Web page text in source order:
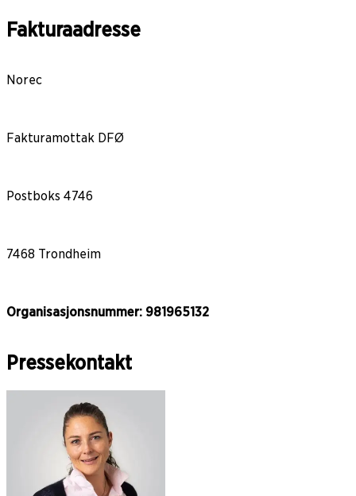
Fakturaadresse
Norec
Fakturamottak DFØ
Postboks 4746
7468 Trondheim
Organisasjonsnummer: 981965132
Pressekontakt